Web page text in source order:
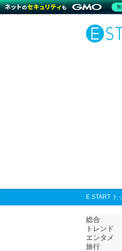
E START ト
総合
トレンド
エンタメ
旅行